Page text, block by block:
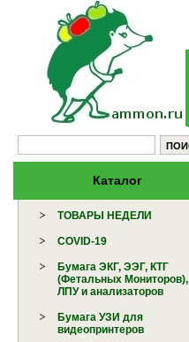
Каталог
ТОВАРЫ НЕДЕЛИ
COVID-19
Бумага ЭКГ, ЭЭГ, КТГ
(Фетальных Мониторов),
ЛПУ и анализаторов
Бумага УЗИ для
видеопринтеров